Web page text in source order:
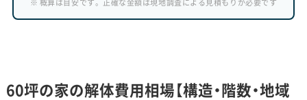
※ 概算は目安です。正確な金額は現地調査による見積もりが必要です
60坪の家の解体費用相場【構造・階数・地域